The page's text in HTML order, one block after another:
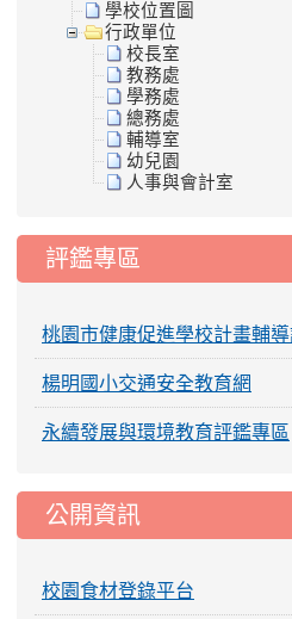
學校位置圖
行政單位
校長室
教務處
學務處
總務處
輔導室
幼兒園
人事與會計室
評鑑專區
桃園市健康促進學校計畫輔
楊明國小交通安全教育網
永續發展與環境教育評鑑專區
公開資訊
校園食材登錄平台